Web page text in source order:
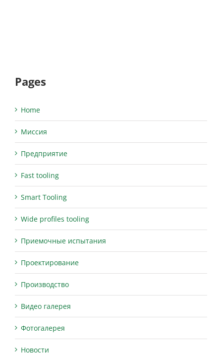
Pages
Home
Миссия
Предприятие
Fast tooling
Smart Tooling
Wide profiles tooling
Приемочные испытания
Проектирование
Производство
Видео галерея
Фотогалерея
Новости